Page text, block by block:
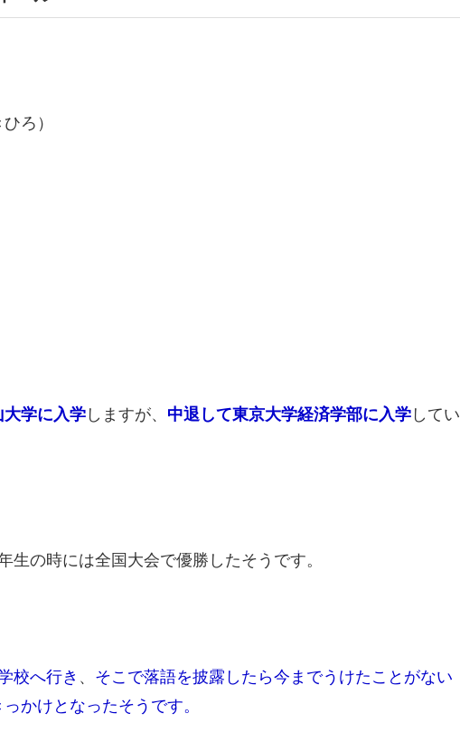
ろ）
大学に入学 しますが、 中退して東京大学経済学部に入学 してい
生の時には全国大会で優勝したそうです。
校へ行き 、 そこで落語を披露したら今までうけたことがない
かけとなったそうです。